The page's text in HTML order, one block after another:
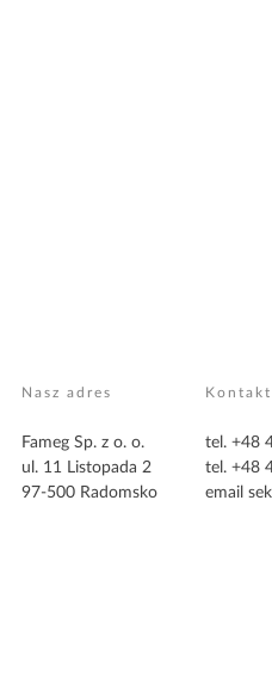
Nasz adres
Fameg Sp. z o. o.
ul. 11 Listopada 2
97-500 Radomsko
Kontakt
tel. +48
tel. +48
email